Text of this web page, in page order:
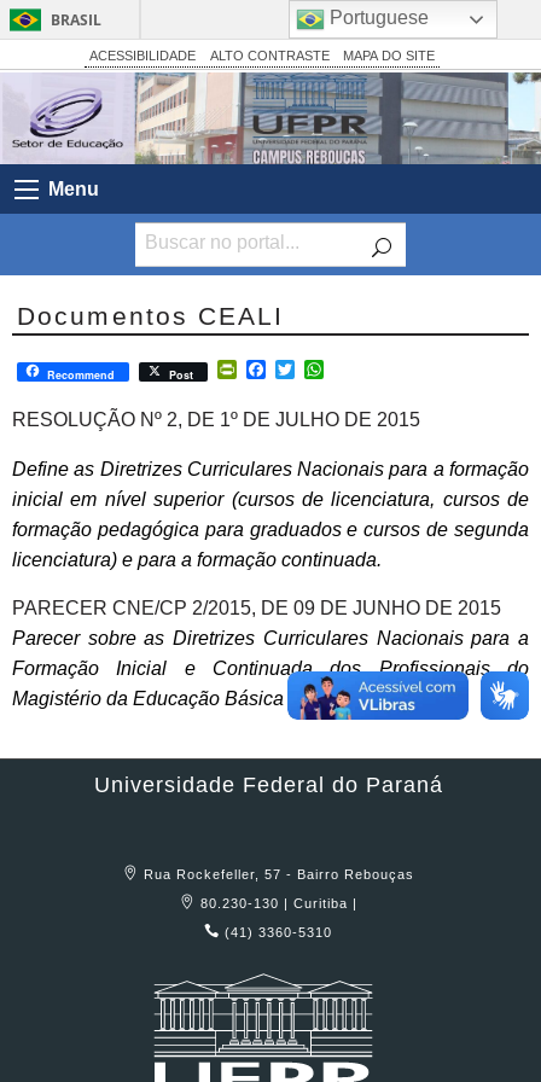
BRASIL
Simplifique!
Comunica BR
Participe
Acesso à informação
Canais
ACESSIBILIDADE ALTO CONTRASTE MAPA DO SITE
Menu
Documentos CEALI
Recommend Post PrintFriendly
Facebook
Twitter
RESOLUÇÃO Nº 2, DE 1º DE JULHO DE 2015
Define as Diretrizes Curriculares Nacionais para a formação
inicial em nível superior (cursos de licenciatura, cursos de
formação pedagógica para graduados e cursos de segunda
licenciatura) e para a formação continuada.
PARECER CNE/CP 2/2015, DE 09 DE JUNHO DE 2015
Parecer sobre as Diretrizes Curriculares Nacionais para a
Formação Inicial e Continuada dos Profissionais do
Magistério da Educação Básica
Universidade Federal do Paraná
Rua Rockefeller, 57 - Bairro Rebouças
80.230-130 | Curitiba |
(41) 3360-5310
Portuguese